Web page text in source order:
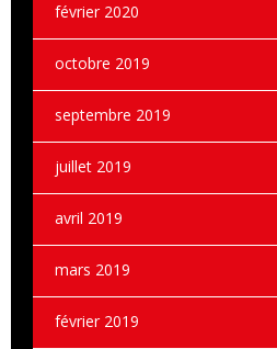
février 2020
octobre 2019
septembre 2019
juillet 2019
avril 2019
mars 2019
février 2019